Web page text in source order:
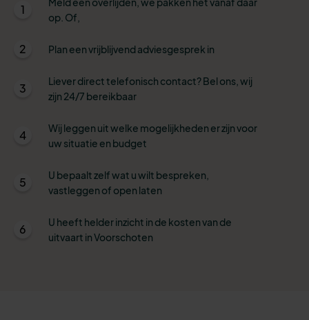
1
op. Of,
2 Plan een vrijblijvend adviesgesprek in
3
Liever direct telefonisch contact? Bel ons, wij
zijn 24/7 bereikbaar
4
Wij leggen uit welke mogelijkheden er zijn voor
uw situatie en budget
5
U bepaalt zelf wat u wilt bespreken,
vastleggen of open laten
6
U heeft helder inzicht in de kosten van de
uitvaart in Voorschoten